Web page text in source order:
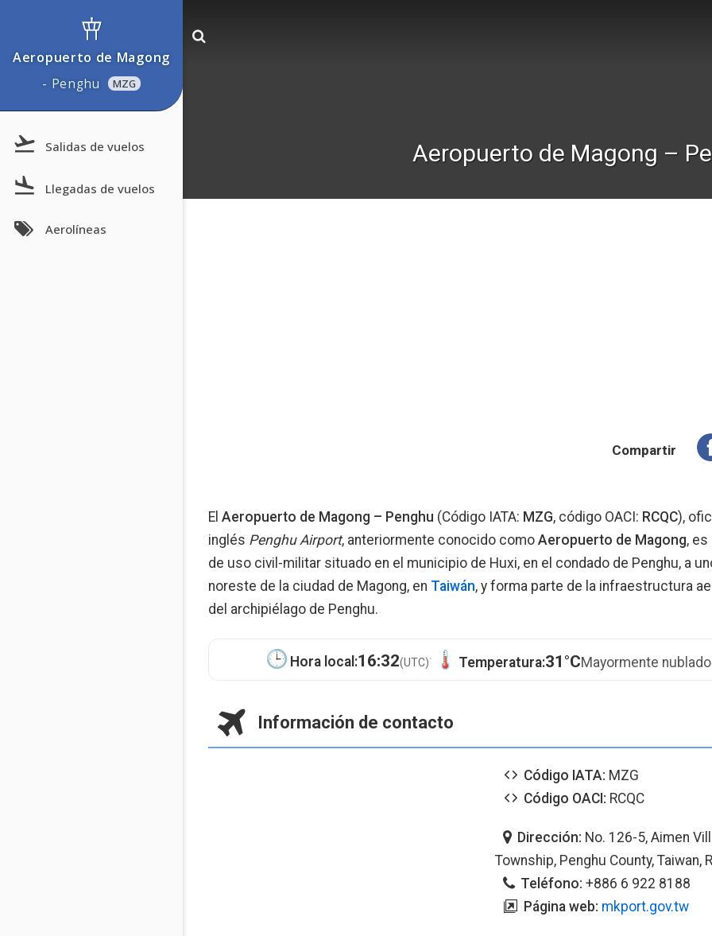
Aeropuerto de Magong
- Penghu
MZG
Salidas de vuelos
Llegadas de vuelos
Aerolíneas
Aeropuerto de Magong –
Compartir
El Aeropuerto de Magong – Penghu (Código IATA: MZG, código OACI: RCQC),
inglés Penghu Airport, anteriormente conocido como Aeropuerto de Magong,
de uso civil-militar situado en el municipio de Huxi, en el condado de Penghu, a
noreste de la ciudad de Magong, en Taiwán, y forma parte de la infraestructura
del archipiélago de Penghu.
Hora local:16:32(UTC)· Temperatura:31°CMayormente nublado
Información de contacto
Código IATA: MZG
Código OACI: RCQC
Dirección: No. 126-5, Aimen
Township, Penghu County, Taiwan,
Teléfono: +886 6 922 8188
Página web: mkport.gov.tw